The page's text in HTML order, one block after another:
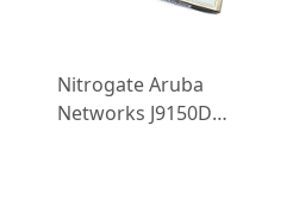
Nitrogate Aruba
Networks J9150D